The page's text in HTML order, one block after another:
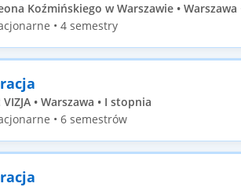
Koźmińskiego w Warszawie • Warszawa
• 4 semestry
• Warszawa • I stopnia
• 6 semestrów